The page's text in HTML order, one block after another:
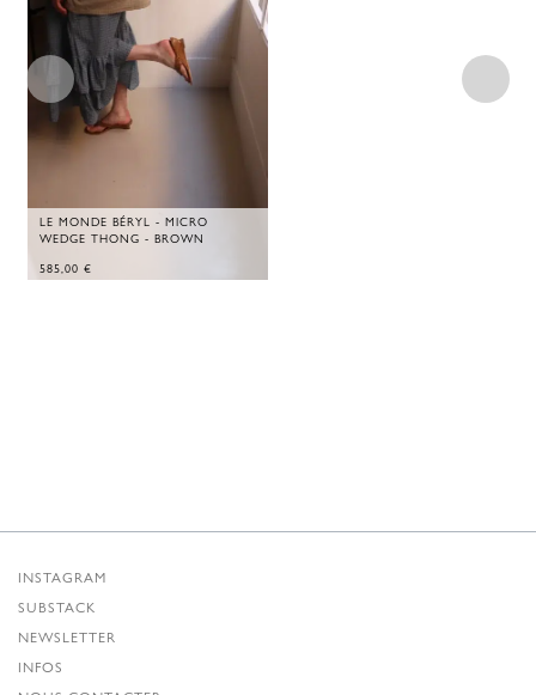
LE MONDE BÉRYL - MICRO
WEDGE THONG - BROWN
585,00 €
INSTAGRAM
SUBSTACK
NEWSLETTER
INFOS